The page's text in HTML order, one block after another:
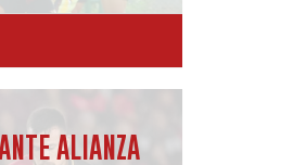
ALIANZA